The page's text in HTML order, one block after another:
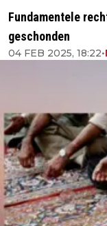
Fundamentele
geschonden
04 FEB 2025, 18:22•